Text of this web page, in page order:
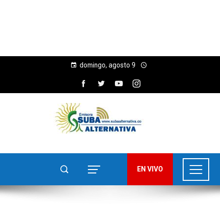
domingo, agosto 9
EN VIVO